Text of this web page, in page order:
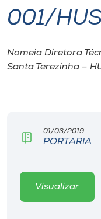
I.nova
Diplomados
CPA
Editora
001/
Nomeia Diretora
Santa Terezinha –
01/03/2019
PORTARIA
Visualizar